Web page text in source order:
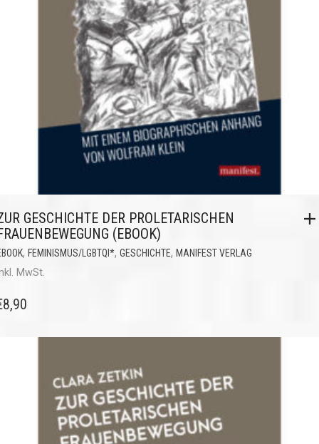
GESCHICHTE DER PROLETARISCHEN
(EBOOK)
, FEMINISMUS/LGBTQI*, GESCHICHTE, MANIFEST VERLAG
MwSt.
8,90